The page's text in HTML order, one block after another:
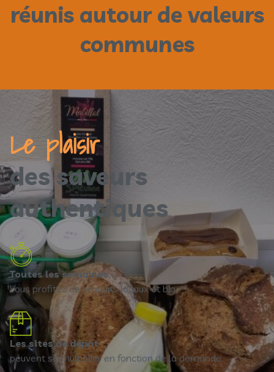
réunis autour de valeurs
communes
Le plaisir
des saveurs
authentiques
Toutes les semaines
Vous profitez de produits locaux et bio.
Les sites de dépôt
peuvent se multiplier en fonction de la demande.